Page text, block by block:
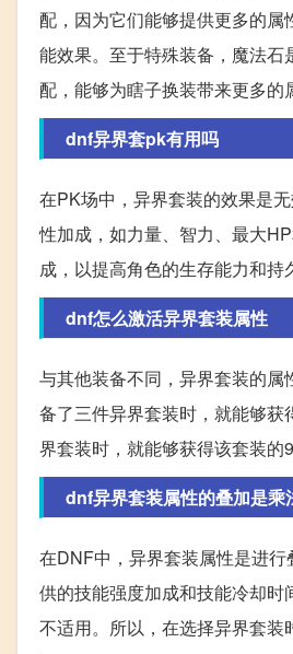
配，因为它们能够提供更多的
能效果。至于特殊装备，魔法
配，能够为瞎子换装带来更多的
dnf异界套pk有用吗
在PK场中，异界套装的效果是
性加成，如力量、智力、最大
成，以提高角色的生存能力和持
dnf怎么激活异界套装属性
与其他装备不同，异界套装的
备了三件异界套装时，就能够
界套装时，就能够获得该套装的
dnf异界套装属性的叠加是乘
在DNF中，异界套装属性是进
供的技能强度加成和技能冷却
不适用。所以，在选择异界套装